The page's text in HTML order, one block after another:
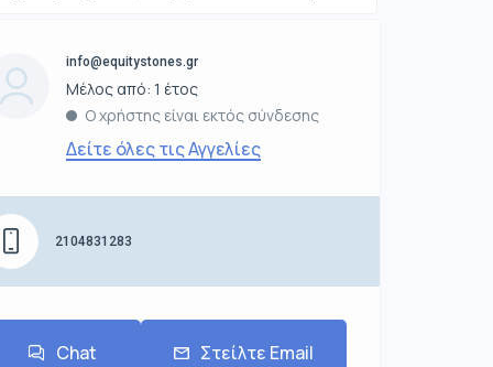
info@equitystones.gr
Μέλος από: 1 έτος
Ο χρήστης είναι εκτός σύνδεσης
Δείτε όλες τις Αγγελίες
2104831283
Chat Στείλτε Email